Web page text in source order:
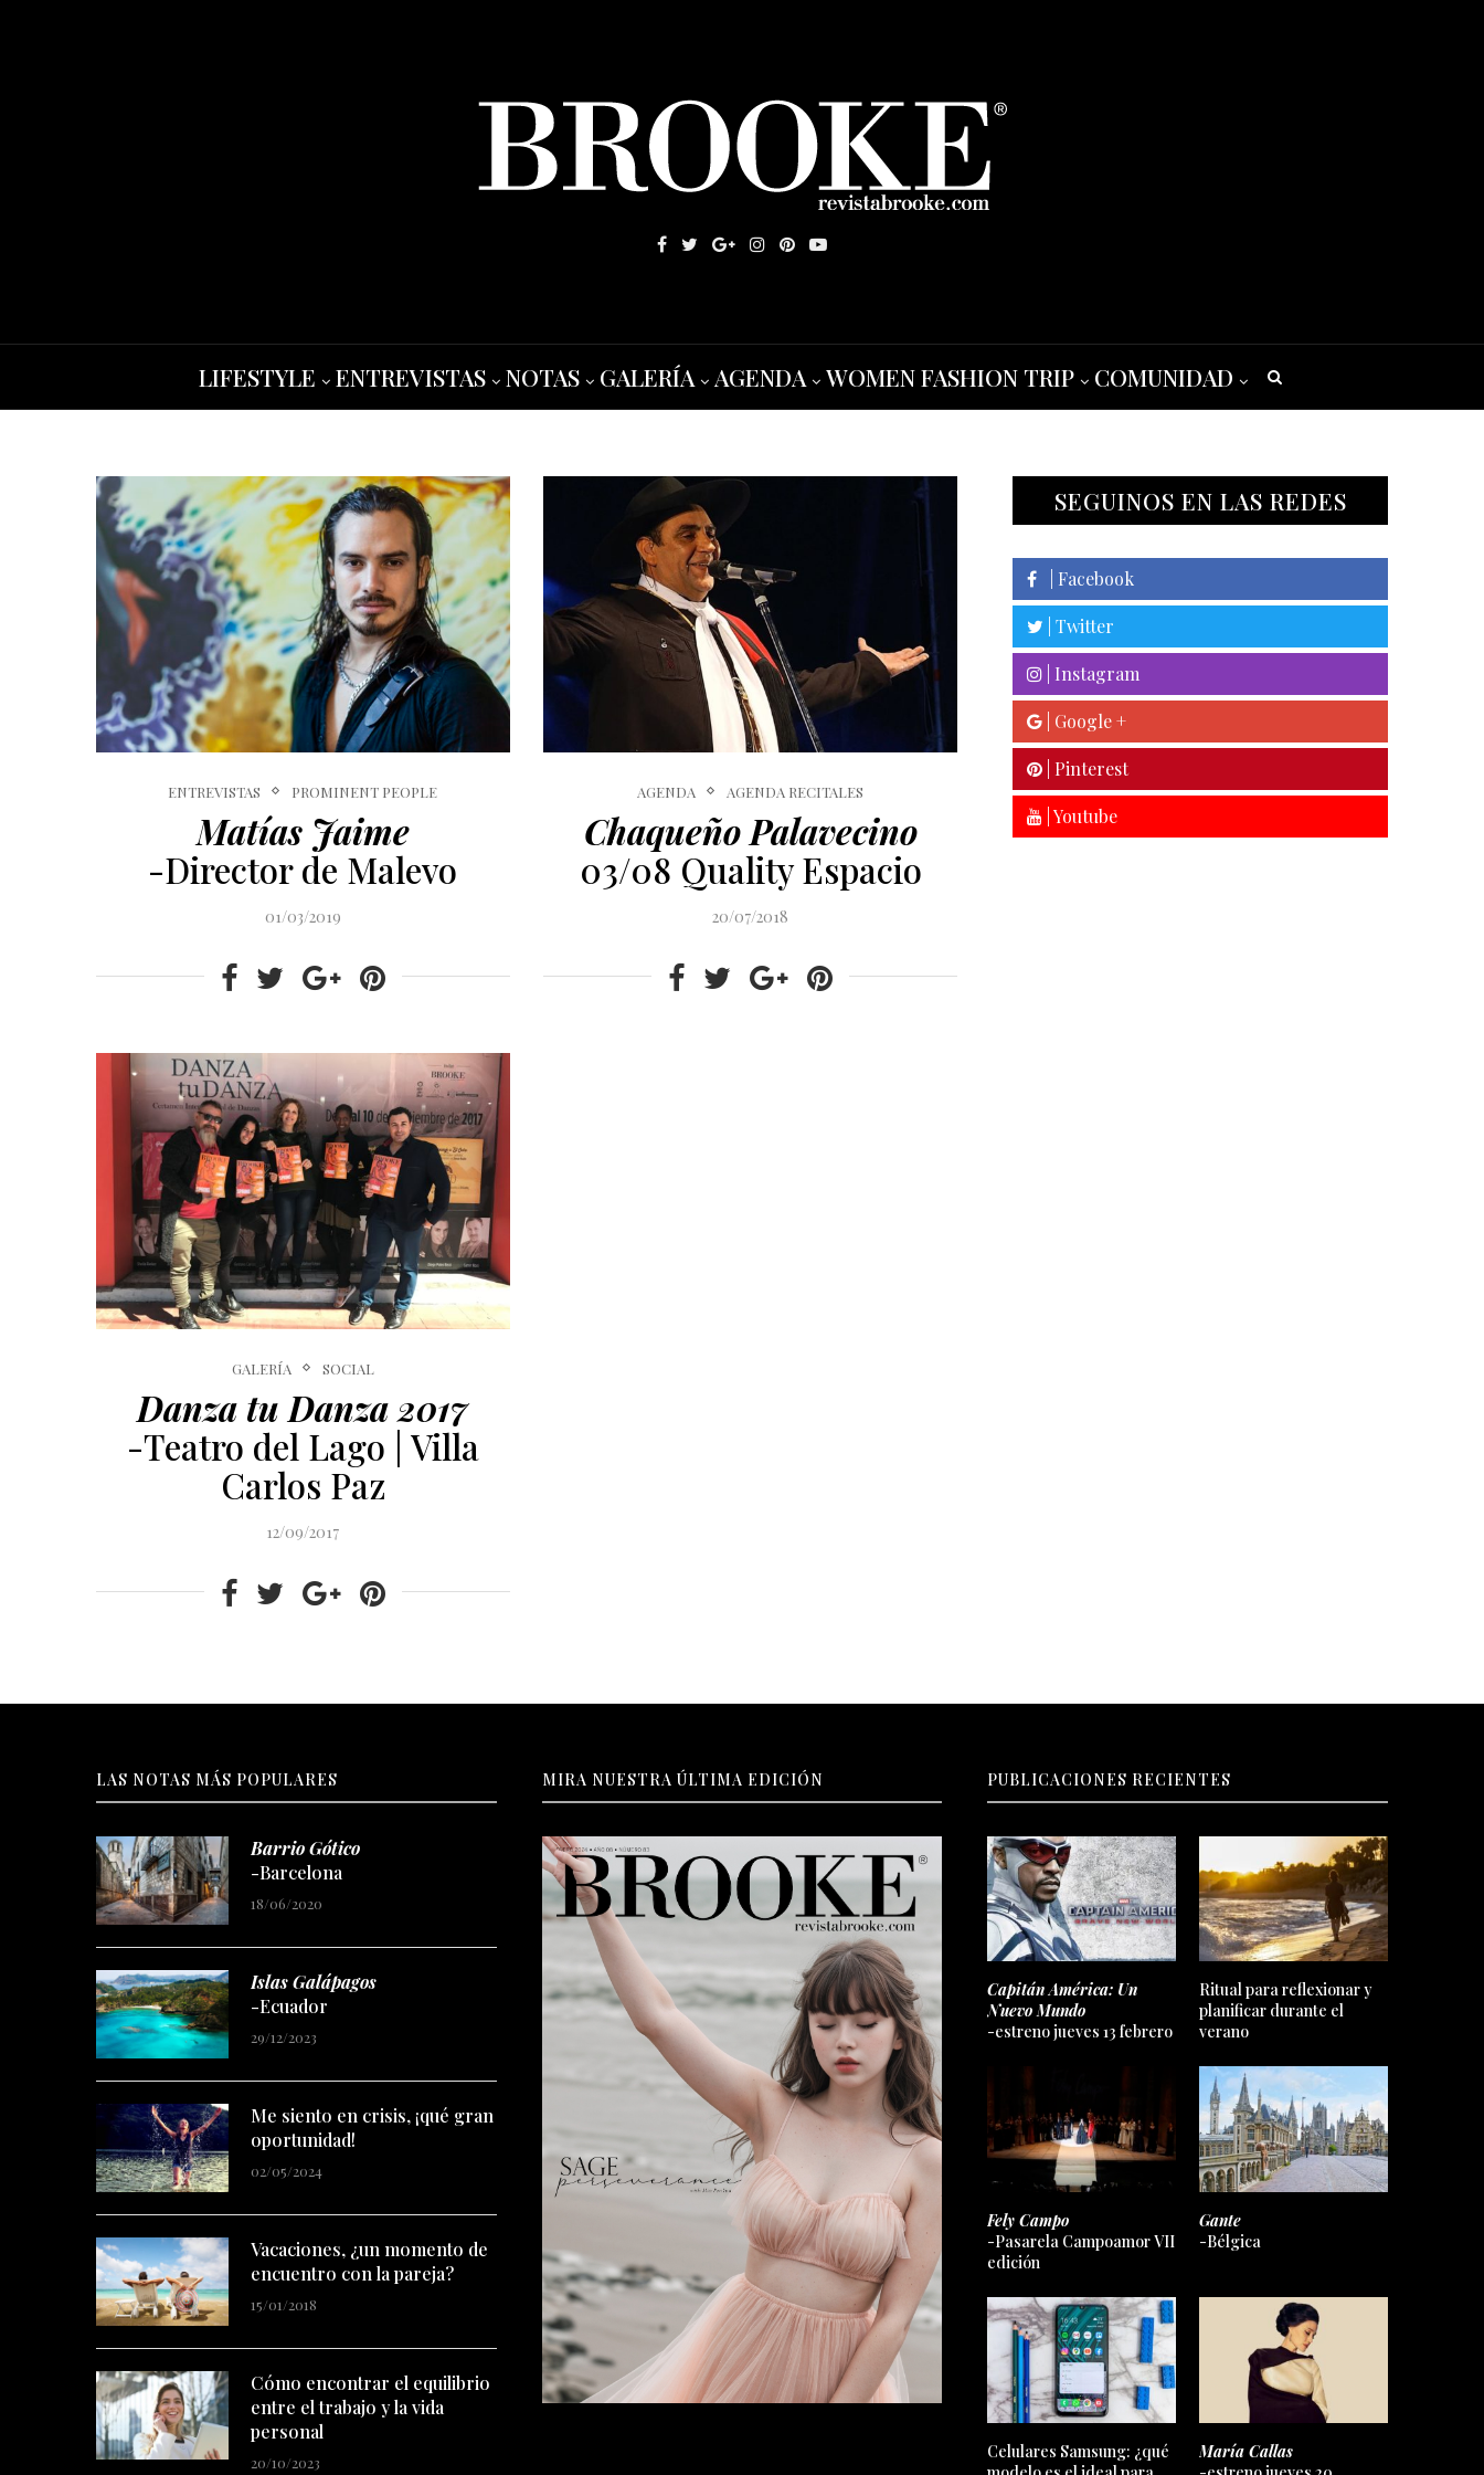
LIFESTYLE ENTREVISTAS NOTAS GALERÍA AGENDA WOMEN FASHION TRIP COMUNIDAD
ENTREVISTAS PROMINENT PEOPLE
Matías Jaime
-Director de Malevo
01/03/2019
AGENDA AGENDA RECITALES
Chaqueño Palavecino
03/08 Quality Espacio
20/07/2018
GALERÍA SOCIAL
Danza tu Danza 2017
-Teatro del Lago | Villa
Carlos Paz
12/09/2017
SEGUINOS EN LAS REDES
| Facebook
| Twitter
| Instagram
| Google +
| Pinterest
| Youtube
LAS NOTAS MÁS POPULARES
Barrio Gótico
-Barcelona
18/06/2020
Islas Galápagos
-Ecuador
29/12/2023
Me siento en crisis, ¡qué gran
oportunidad!
02/05/2024
Vacaciones, ¿un momento de
encuentro con la pareja?
15/01/2018
Cómo encontrar el equilibrio
entre el trabajo y la vida
personal
20/10/2023
MIRA NUESTRA ÚLTIMA EDICIÓN PUBLICACIONES RECIENTES
Capitán América: Un
Nuevo Mundo
-estreno jueves 13 febrero
Ritual para reflexionar y
planificar durante el
verano
Fely Campo
-Pasarela Campoamor VII
edición
Gante
-Bélgica
Celulares Samsung: ¿qué
María Callas